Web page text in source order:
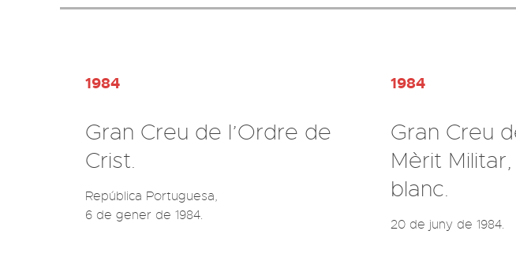
1984
Gran Creu de l’Ordre de
Crist.
República Portuguesa,
6 de gener de 1984.
1984
Gran Creu
Mèrit
blanc.
20 de juny de 1984.